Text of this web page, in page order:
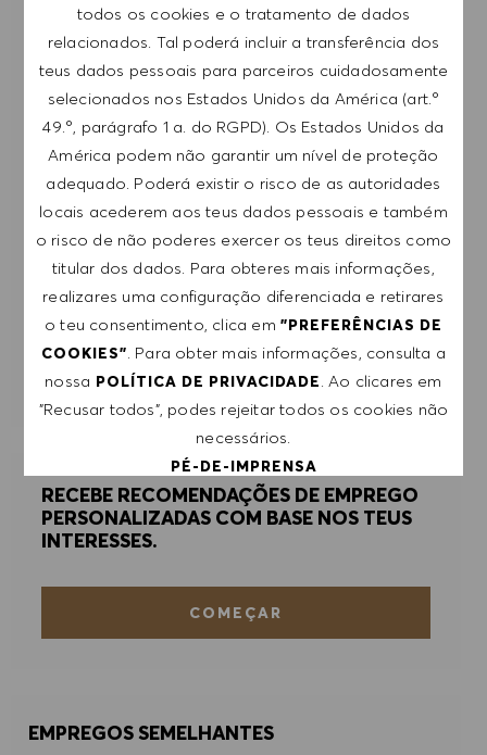
todos os cookies e o tratamento de dados
relacionados. Tal poderá incluir a transferência dos
teus dados pessoais para parceiros cuidadosamente
selecionados nos Estados Unidos da América (art.º
49.º, parágrafo 1 a. do RGPD). Os Estados Unidos da
América podem não garantir um nível de proteção
adequado. Poderá existir o risco de as autoridades
locais acederem aos teus dados pessoais e também
o risco de não poderes exercer os teus direitos como
titular dos dados. Para obteres mais informações,
realizares uma configuração diferenciada e retirares
o teu consentimento, clica em "PREFERÊNCIAS DE
COOKIES". Para obter mais informações, consulta a
nossa POLÍTICA DE PRIVACIDADE. Ao clicares em
"Recusar todos", podes rejeitar todos os cookies não
necessários.
PÉ-DE-IMPRENSA
PREFERÊNCIAS DE COOKIES
RECUSAR TODOS
para eventos e outros assuntos de teor
profissional, com a possibilidade de cancelar a
subscrição a qualquer momento, por exemplo,
clicando na ligação apresentada em cada e-
mail. Aceito que os meus dados pessoais sejam
submetidos a tratamento de acordo com
aPOLÍTICA DE PRIVACIDADE .
Introduzir endereço de e-mail (obrigatório)
SUBMETER
GERIR ALERTAS
RECEBE RECOMENDAÇÕES DE EMPREGO
PERSONALIZADAS COM BASE NOS TEUS
INTERESSES.
COMEÇAR
EMPREGOS SEMELHANTES